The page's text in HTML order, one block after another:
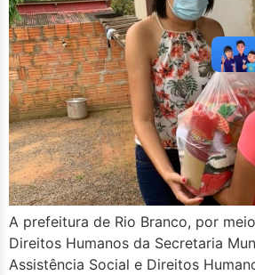
A prefeitura de Rio Branco, por
Direitos Humanos da Secretaria
Assistência Social e Direitos